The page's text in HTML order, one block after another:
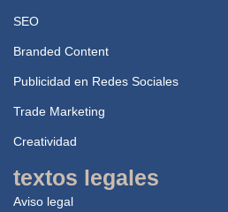
SEO
Branded Content
Publicidad en Redes Sociales
Trade Marketing
Creatividad
Aviso legal
textos legales